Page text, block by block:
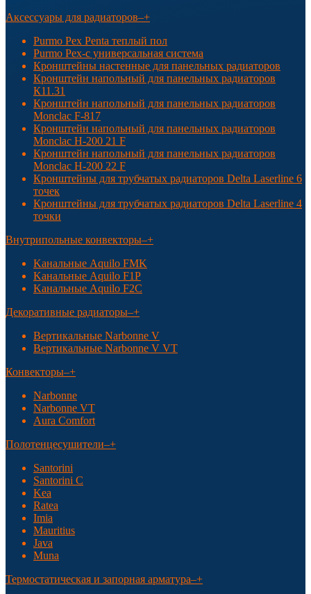
Аксессуары для радиаторов–+
Purmo Pex Penta теплый пол
Purmo Pex-c универсальная система
Кронштейны настенные для панельных радиаторов
Кронштейн напольный для панельных радиаторов
К11.31
Кронштейн напольный для панельных радиаторов
Monclac F-817
Кронштейн напольный для панельных радиаторов
Monclac H-200 21 F
Кронштейн напольный для панельных радиаторов
Monclac H-200 22 F
Кронштейны для трубчатых радиаторов Delta Laserline 6
точек
Кронштейны для трубчатых радиаторов Delta Laserline 4
точки
Внутрипольные конвекторы–+
Kанальные Aquilo FMK
Kанальные Aquilo F1P
Kанальные Aquilo F2C
Декоративные радиаторы–+
Вертикальные Narbonne V
Вертикальные Narbonne V VT
Конвекторы–+
Narbonne
Narbonne VT
Aura Comfort
Полотенцесушители–+
Santorini
Santorini С
Kea
Ratea
Imia
Mauritius
Java
Muna
Термостатическая и запорная арматура–+